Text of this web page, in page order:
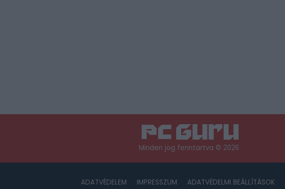
Minden jog fenntartva © 2026
ADATVÉDELEM IMPRESSZUM ADATVÉDELMI BEÁLLÍTÁSOK